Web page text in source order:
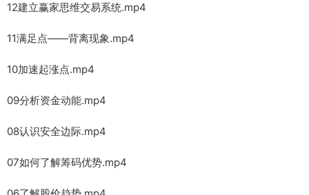
12建立赢家思维交易系统.mp4
11满足点——背离现象.mp4
10加速起涨点.mp4
09分析资金动能.mp4
08认识安全边际.mp4
07如何了解筹码优势.mp4